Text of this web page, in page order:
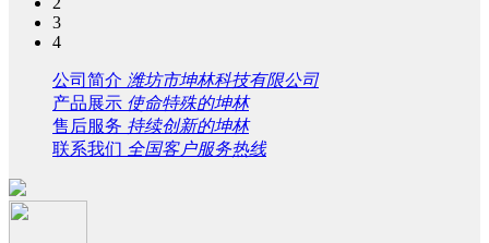
3
4
公司简介 潍坊市坤林科技有限公司
产品展示 使命特殊的坤林
售后服务 持续创新的坤林
联系我们 全国客户服务热线